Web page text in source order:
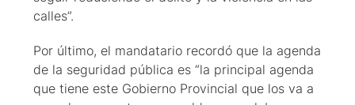
calles”.
Por último, el mandatario recordó que la agenda
de la seguridad pública es “la principal agenda
que tiene este Gobierno Provincial que los va a